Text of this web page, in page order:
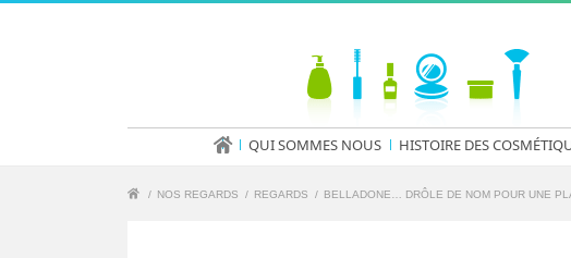
QUI SOMMES NOUS HISTOIRE DES
/ NOS REGARDS / REGARDS / BELLADONE… DRÔLE DE NOM POUR UNE